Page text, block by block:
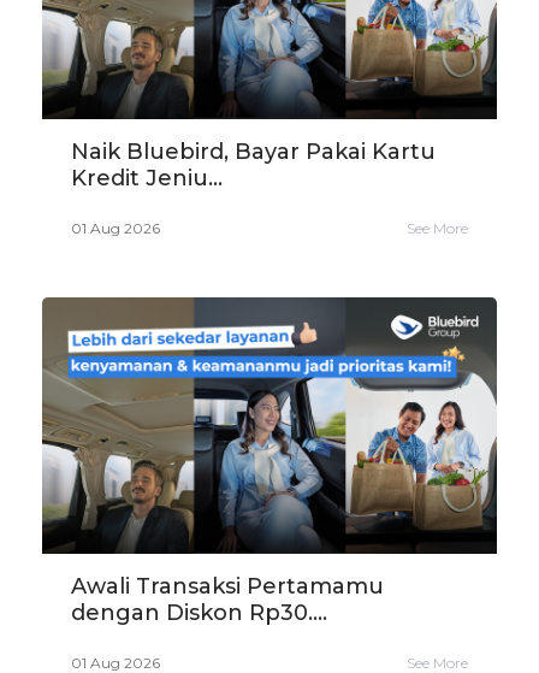
Naik Bluebird, Bayar Pakai Kartu
Kredit Jeniu...
01 Aug 2026 See More
Awali Transaksi Pertamamu
dengan Diskon Rp30....
01 Aug 2026 See More